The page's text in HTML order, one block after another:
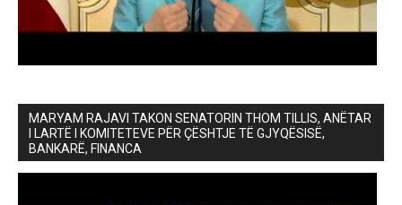
MARYAM RAJAVI TAKON SENATORIN THOM TILLIS, ANËTAR
I LARTË I KOMITETEVE PËR ÇËSHTJE TË GJYQËSISË,
BANKARË, FINANCA